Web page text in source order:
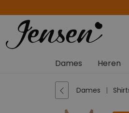
Dames Heren
Dames